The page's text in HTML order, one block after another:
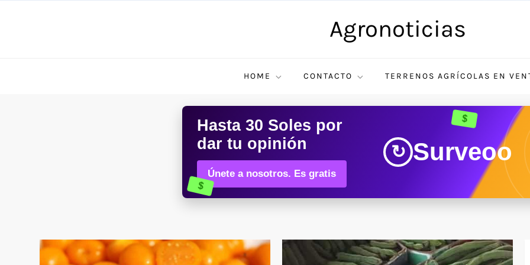
Agronoticias
HOME CONTACTO TERRENOS AGRÍCOLAS EN
$
$
Hasta 30 Soles por
dar tu opinión
Únete a nosotros. Es gratis
↻ Surveoo